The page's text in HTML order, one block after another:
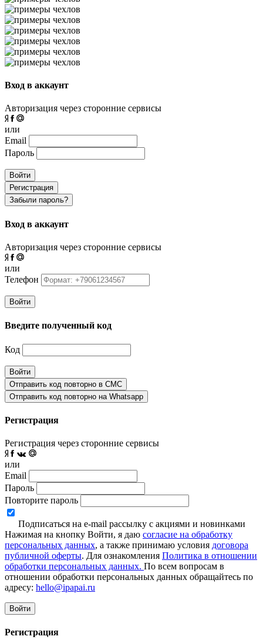
Вход в аккаунт
Авторизация через сторонние сервисы
или
Email
Пароль
Войти
Регистрация
Забыли пароль?
Вход в аккаунт
Авторизация через сторонние сервисы
или
Телефон
Войти
Введите полученный код
Код
Войти
Отправить код повторно в СМС
Отправить код повторно на Whatsapp
Регистрация
Регистрация через сторонние сервисы
или
Email
Пароль
Повторите пароль
Подписаться на e-mail рассылку с акциями и новинками
Нажимая на кнопку Войти, я даю согласие на обработку
персональных данных, а также принимаю условия договора
публичной оферты. Для ознакомления Политика в отношении
обработки персональных данных. По всем вопросам в
отношении обработки персональных данных обращайтесь по
адресу: hello@ipapai.ru
Войти
Регистрация